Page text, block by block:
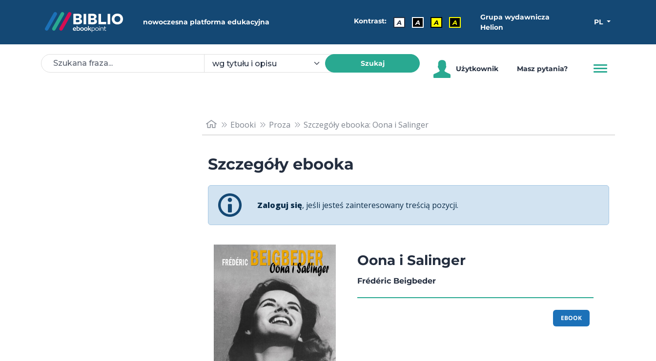
nowoczesna platforma edukacyjna Kontrast: A A A A
Grupa wydawnicza
Helion
PL
Szukaj
Użytkownik Masz pytania?
Ebooki Proza Szczegóły ebooka: Oona i Salinger
Szczegóły ebooka
Zaloguj się, jeśli jesteś zainteresowany treścią pozycji.
Oona i Salinger
Frédéric Beigbeder
EBOOK